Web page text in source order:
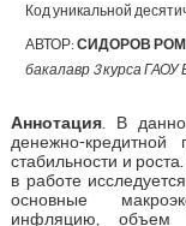
Код уникальной
АВТОР:СИДОРОВ
бакалавр 3 курса
Аннотация. В
денежно-кредитной
стабильности и
в работе
основные
инфляцию, объем